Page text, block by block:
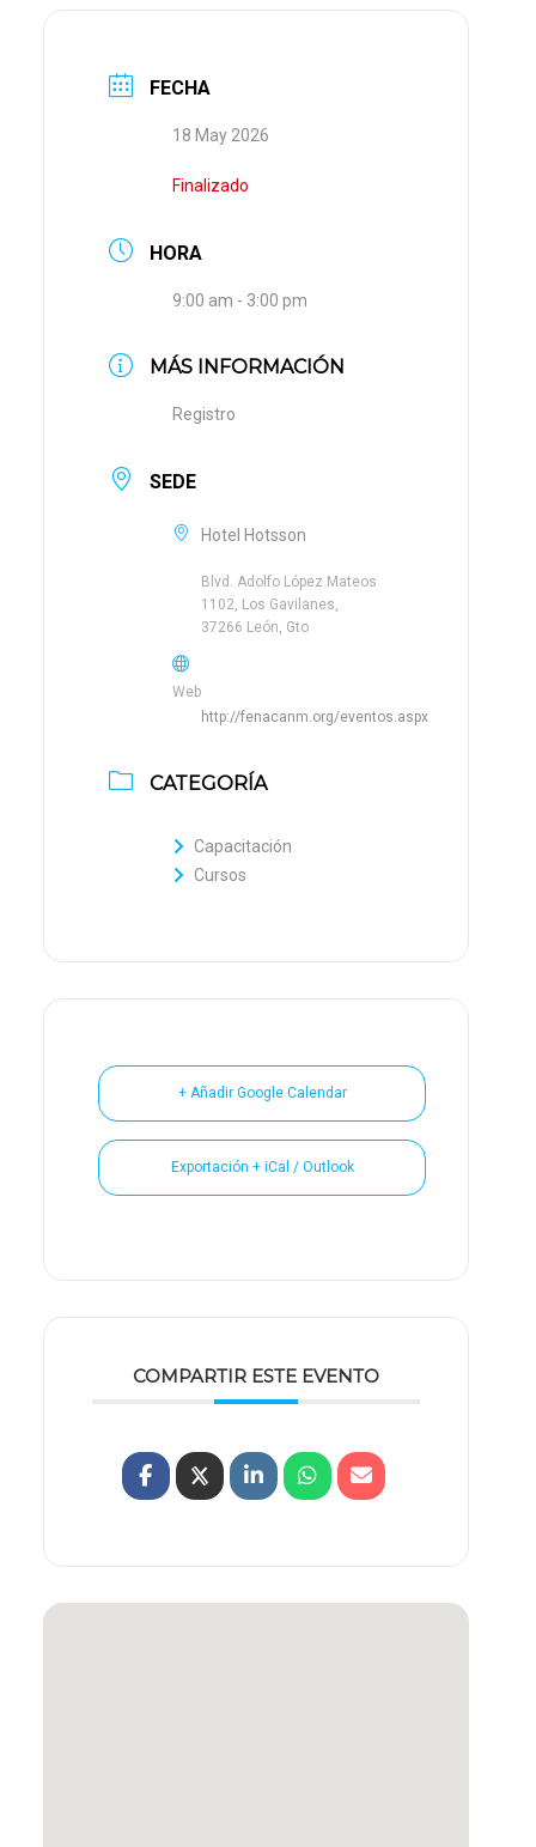
FECHA
18 May 2026
Finalizado
HORA
9:00 am - 3:00 pm
MÁS INFORMACIÓN
Registro
SEDE
Hotel Hotsson
Blvd. Adolfo López Mateos
1102, Los Gavilanes,
37266 León, Gto
Web
http://fenacanm.org/eventos.aspx
CATEGORÍA
Capacitación
Cursos
+ Añadir Google Calendar
Exportación + iCal / Outlook
COMPARTIR ESTE EVENTO